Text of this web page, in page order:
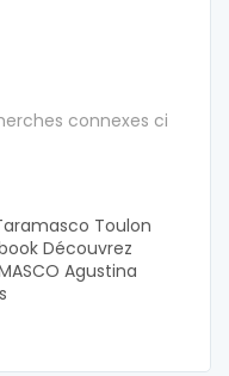
connexes ci
Toulon
Découvrez
Agustina